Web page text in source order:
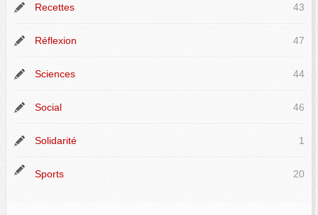
Recettes 43
Réflexion 47
Sciences 44
Social 46
Solidarité 1
Sports 20